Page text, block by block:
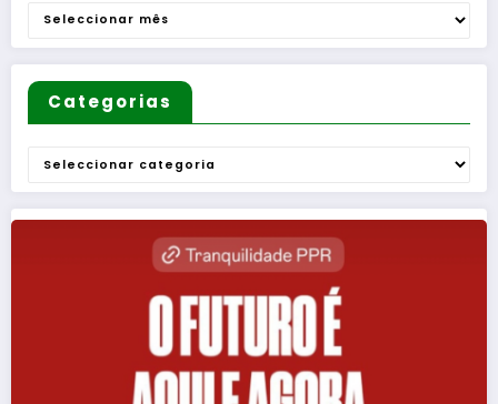
Arquivo
Categorias
Categorias